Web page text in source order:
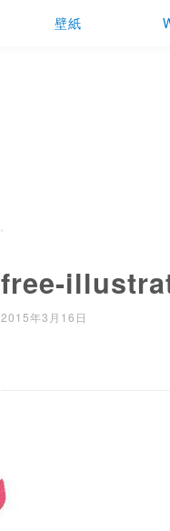
壁紙
free-
2015年3月16日